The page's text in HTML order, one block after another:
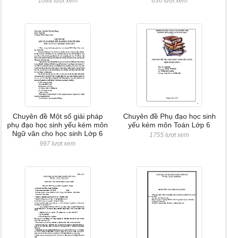
Chuyên đề Một số giải pháp
phụ đạo học sinh yếu kém môn
Ngữ văn cho học sinh Lớp 6
997 lượt xem
Chuyên đề Phụ đạo học sinh
yếu kém môn Toán Lớp 6
1755 lượt xem